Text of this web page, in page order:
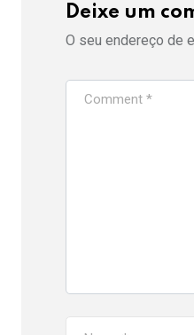
Deixe um
O seu endereço de